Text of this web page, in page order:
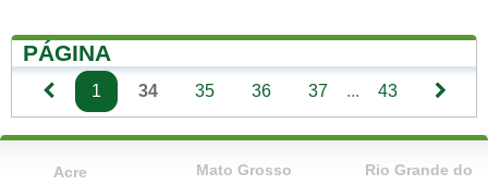
PÁGINA
1 34 35 36 37 ... 43
Acre
Mato Grosso
Rio Grande do